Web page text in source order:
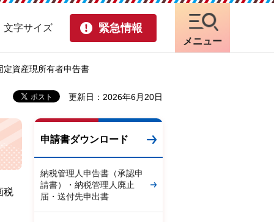
文字サイズ 緊急情報
メニュー
資産現所有者申告書
更新日：2026年6月20日
税
申請書ダウンロード
納税管理人申告書（承認申
請書）・納税管理人廃止
届・送付先申出書